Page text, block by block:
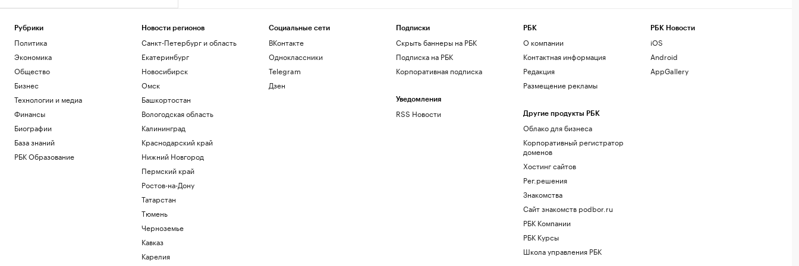
Рубрики
Политика
Экономика
Общество
Бизнес
Технологии и медиа
Финансы
Биографии
База знаний
РБК Образование
Новости регионов
Санкт-Петербург и область
Екатеринбург
Новосибирск
Омск
Башкортостан
Вологодская область
Калининград
Краснодарский край
Нижний Новгород
Пермский край
Ростов-на-Дону
Татарстан
Тюмень
Черноземье
Кавказ
Карелия
Социальные сети
ВКонтакте
Одноклассники
Telegram
Дзен
Подписки
Скрыть баннеры на РБК
Подписка на РБК
Корпоративная подписка
Уведомления
RSS Новости
РБК
О компании
Контактная информация
Редакция
Размещение рекламы
Другие продукты РБК
Облако для бизнеса
Корпоративный регистратор
доменов
Хостинг сайтов
Рег.решения
Знакомства
Сайт знакомств podbor.ru
РБК Компании
РБК Курсы
Школа управления РБК
РБК Новости
iOS
Android
AppGallery